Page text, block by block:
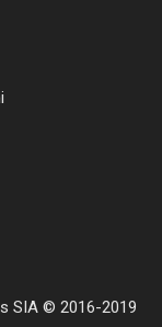
SIA© 2016-2019